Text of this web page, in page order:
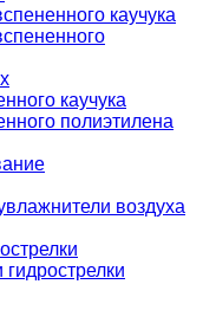
каучука
каучука
полиэтилена
воздуха